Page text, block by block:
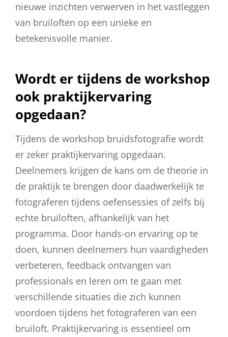
nieuwe inzichten verwerven in het vastleggen
van bruiloften op een unieke en
betekenisvolle manier.
Wordt er tijdens de workshop
ook praktijkervaring
opgedaan?
Tijdens de workshop bruidsfotografie wordt
er zeker praktijkervaring opgedaan.
Deelnemers krijgen de kans om de theorie in
de praktijk te brengen door daadwerkelijk te
fotograferen tijdens oefensessies of zelfs bij
echte bruiloften, afhankelijk van het
programma. Door hands-on ervaring op te
doen, kunnen deelnemers hun vaardigheden
verbeteren, feedback ontvangen van
professionals en leren om te gaan met
verschillende situaties die zich kunnen
voordoen tijdens het fotograferen van een
bruiloft. Praktijkervaring is essentieel om